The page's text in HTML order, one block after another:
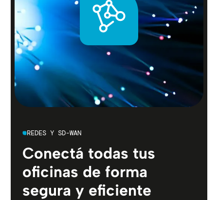
REDES Y SD-WAN
Conectá todas tus
oficinas de forma
segura y eficiente